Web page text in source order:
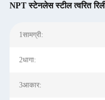
NPT स्टेनलेस स्टील त्वरित
1सामग्री:
2धागा:
3आकार: